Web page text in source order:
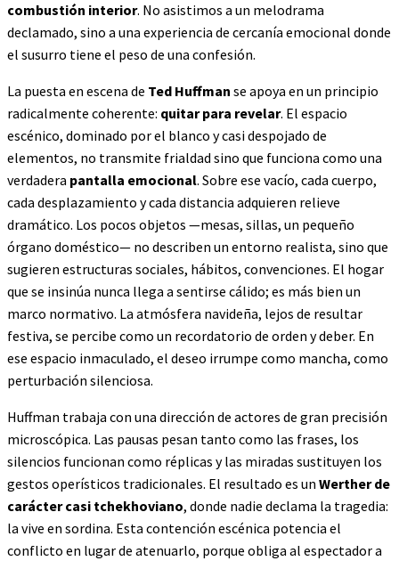
combustión interior. No asistimos a un melodrama
declamado, sino a una experiencia de cercanía emocional donde
el susurro tiene el peso de una confesión.
La puesta en escena de Ted Huffman se apoya en un principio
radicalmente coherente: quitar para revelar. El espacio
escénico, dominado por el blanco y casi despojado de
elementos, no transmite frialdad sino que funciona como una
verdadera pantalla emocional. Sobre ese vacío, cada cuerpo,
cada desplazamiento y cada distancia adquieren relieve
dramático. Los pocos objetos —mesas, sillas, un pequeño
órgano doméstico— no describen un entorno realista, sino que
sugieren estructuras sociales, hábitos, convenciones. El hogar
que se insinúa nunca llega a sentirse cálido; es más bien un
marco normativo. La atmósfera navideña, lejos de resultar
festiva, se percibe como un recordatorio de orden y deber. En
ese espacio inmaculado, el deseo irrumpe como mancha, como
perturbación silenciosa.
Huffman trabaja con una dirección de actores de gran precisión
microscópica. Las pausas pesan tanto como las frases, los
silencios funcionan como réplicas y las miradas sustituyen los
gestos operísticos tradicionales. El resultado es un Werther de
carácter casi tchekhoviano, donde nadie declama la tragedia:
la vive en sordina. Esta contención escénica potencia el
conflicto en lugar de atenuarlo, porque obliga al espectador a